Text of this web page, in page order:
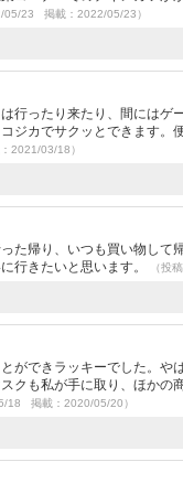
05/23 掲載：2022/05/23）
行ったり来たり、間にはゲ
ジカでサクッとできます。
2021/03/18）
た帰り、いつも買い物して
行きたいと思います。
（投
ができラッキーでした。や
クも私が手に取り、ほかの
18 掲載：2020/05/20）